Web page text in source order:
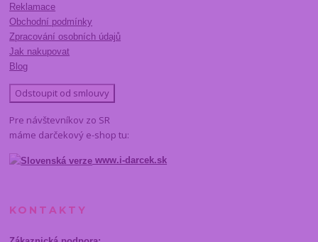
Reklamace
Obchodní podmínky
Zpracování osobních údajů
Jak nakupovat
Blog
Odstoupit od smlouvy
Pre návštevníkov zo SR
máme darčekový e-shop tu:
www.i-darcek.sk
KONTAKTY